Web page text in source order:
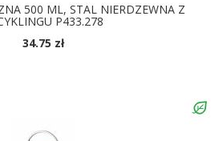
500 ML, STAL NIERDZEWNA Z
P433.278
34.75 zł